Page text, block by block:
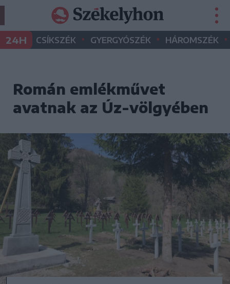
24H CSÍKSZÉK • GYERGYÓSZÉK • HÁROMSZÉK •
Román emlékművet
avatnak az Úz-völgyében